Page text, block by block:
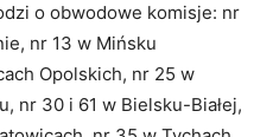
o obwodowe komisje: nr
nr 13 w Mińsku
Opolskich, nr 25 w
nr 30 i 61 w Bielsku-Białej,